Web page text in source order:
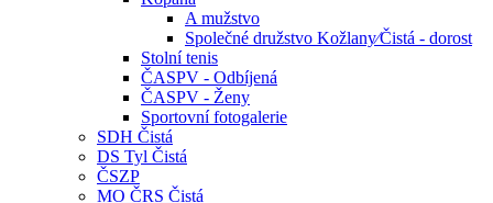
A mužstvo
Společné družstvo Kožlany⁄Čistá - dorost
Stolní tenis
ČASPV - Odbíjená
ČASPV - Ženy
Sportovní fotogalerie
SDH Čistá
DS Tyl Čistá
ČSZP
MO ČRS Čistá